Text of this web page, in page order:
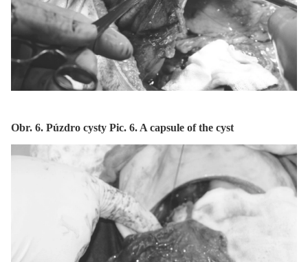
Obr. 6. Púzdro cysty Pic. 6. A capsule of the cyst